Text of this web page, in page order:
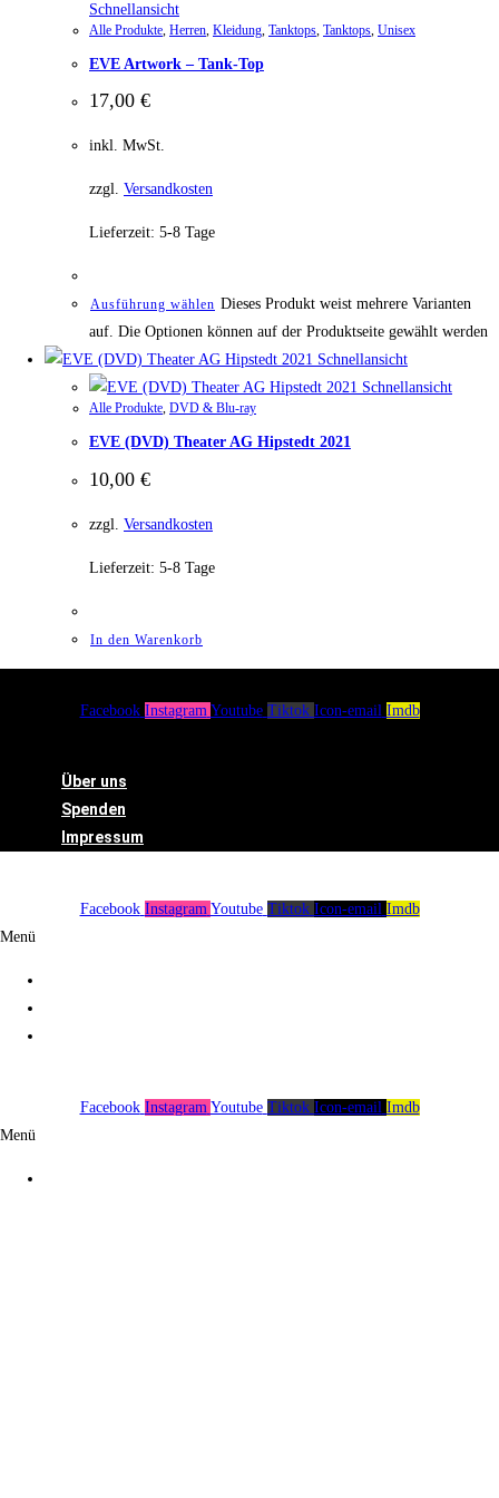
Schnellansicht
Alle Produkte, Herren, Kleidung, Tanktops, Tanktops, Unisex
EVE Artwork – Tank-Top
17,00 €
inkl. MwSt.
zzgl. Versandkosten
Lieferzeit: 5-8 Tage
Ausführung wählen Dieses Produkt weist mehrere Varianten
auf. Die Optionen können auf der Produktseite gewählt werden
Schnellansicht
Schnellansicht
Alle Produkte, DVD & Blu-ray
EVE (DVD) Theater AG Hipstedt 2021
10,00 €
zzgl. Versandkosten
Lieferzeit: 5-8 Tage
In den Warenkorb
Facebook Instagram Youtube Tiktok Icon-email Imdb
Über uns
Spenden
Impressum
Facebook Instagram Youtube Tiktok Icon-email Imdb
Menü
Facebook Instagram Youtube Tiktok Icon-email Imdb
Menü